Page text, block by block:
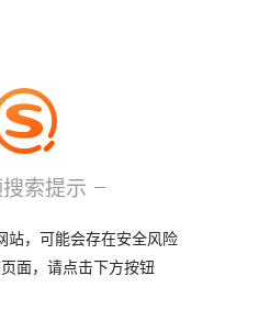
索提示
站，可能会存在安全风险
面，请点击下方按钮